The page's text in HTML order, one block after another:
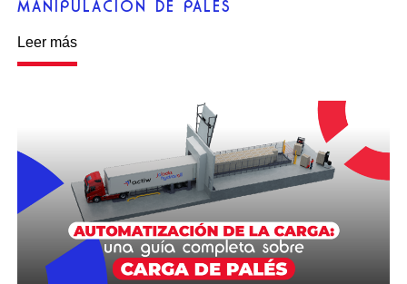
MANIPULACIÓN DE PALÉS
Leer más